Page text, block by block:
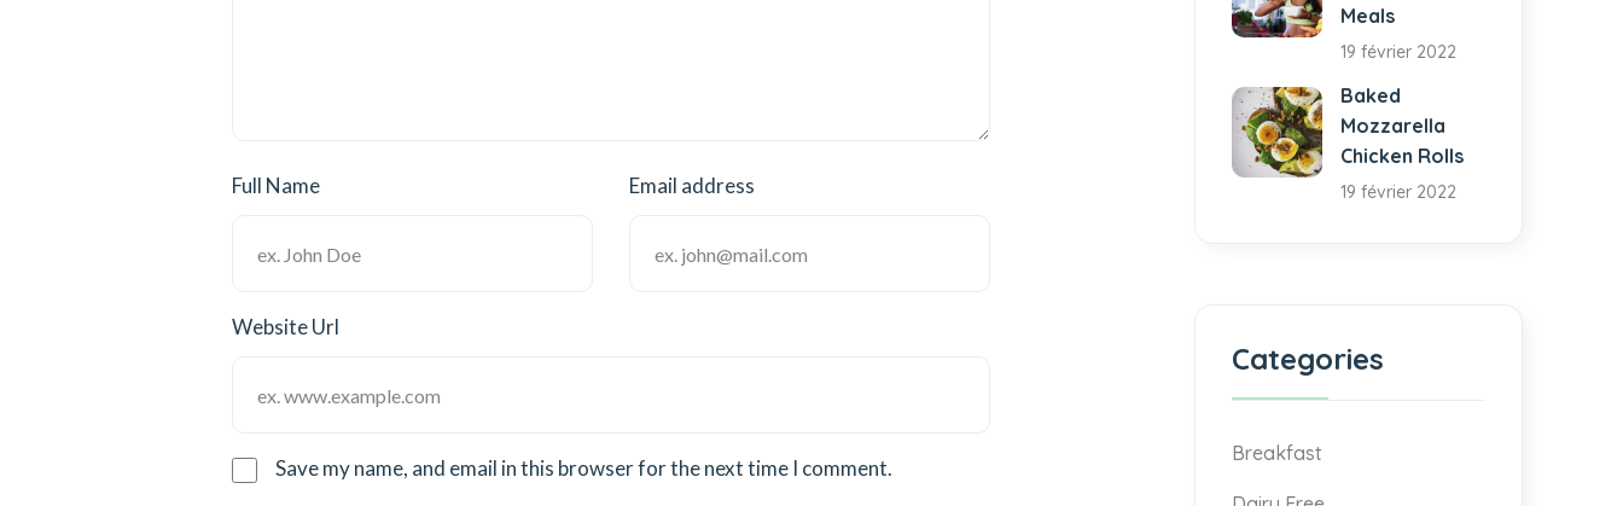
Full Name Email address
Website Url
Save my name, and email in this browser for the next time I comment.
Meals
19 février 2022
Baked
Mozzarella
Chicken Rolls
19 février 2022
Categories
Breakfast